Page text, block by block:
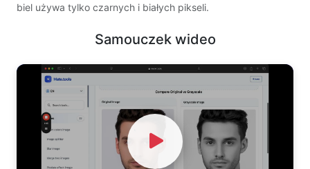
biel używa tylko czarnych i białych pikseli.
Samouczek wideo
Watch Video